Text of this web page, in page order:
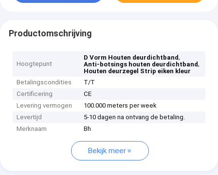
Productomschrijving
Hoogtepunt
D Vorm Houten deurdichtband,
Anti-botsings houten deurdichtband,
Houten deurzegel Strip eiken kleur
Betalingscondities
T/T
Certificering
CE
Levering vermogen
100.000 meters per week
Levertijd
5-10 dagen na ontvang de betaling.
Merknaam
Bh
Bekijk meer